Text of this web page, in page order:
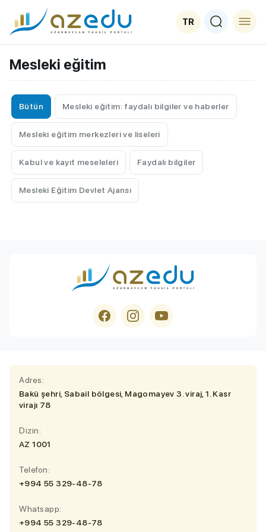
TR
Mesleki eğitim
Bütün Mesleki eğitim: faydalı bilgiler ve haberler
Mesleki eğitim merkezleri ve liseleri
Kabul ve kayıt meseleleri Faydalı bilgiler
Mesleki Eğitim Devlet Ajansı
Adres:
Bakü şehri, Sabail bölgesi, Magomayev 3. viraj, 1. Kasr
virajı 78
Dizin:
AZ 1001
Telefon:
+994 55 329-48-78
Whatsapp:
+994 55 329-48-78